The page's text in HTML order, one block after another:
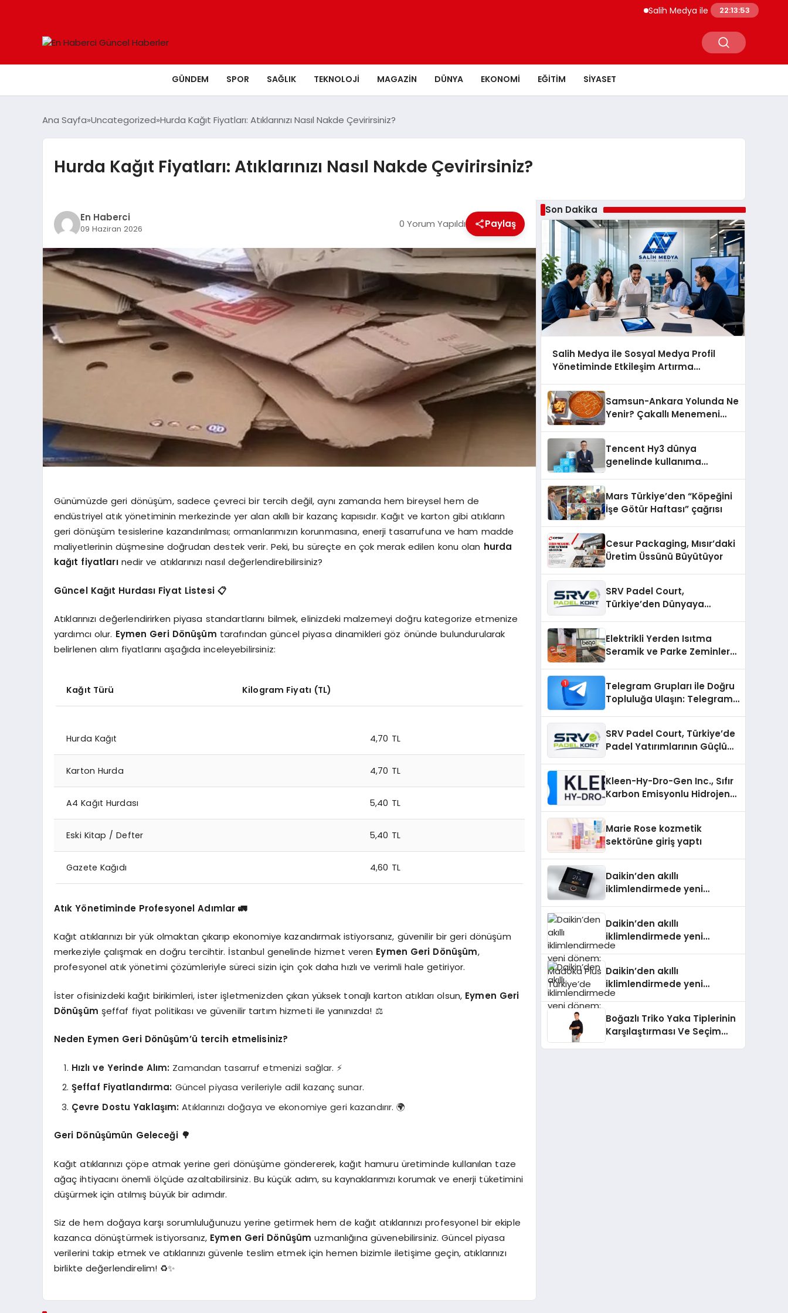
Salih Medya ile Sosyal Medya Profil
22:13:54
GÜNDEM SPOR SAĞLIK TEKNOLOJI MAGAZIN DÜNYA EKONOMI EĞITIM SIYASET
Ana Sayfa Uncategorized Hurda Kağıt Fiyatları: Atıklarınızı Nasıl Nakde Çevirirsiniz?
Hurda Kağıt Fiyatları: Atıklarınızı Nasıl Nakde Çevirirsiniz?
En Haberci
09 Haziran 2026 0 Yorum Yapıldı Paylaş
Günümüzde geri dönüşüm, sadece çevreci bir tercih değil, aynı zamanda hem bireysel hem de
endüstriyel atık yönetiminin merkezinde yer alan akıllı bir kazanç kapısıdır. Kağıt ve karton gibi atıkların
geri dönüşüm tesislerine kazandırılması; ormanlarımızın korunmasına, enerji tasarrufuna ve ham madde
maliyetlerinin düşmesine doğrudan destek verir. Peki, bu süreçte en çok merak edilen konu olan hurda
kağıt fiyatlarınedir ve atıklarınızı nasıl değerlendirebilirsiniz?
Güncel Kağıt Hurdası Fiyat Listesi 📋
Atıklarınızı değerlendirirken piyasa standartlarını bilmek, elinizdeki malzemeyi doğru kategorize etmenize
yardımcı olur. Eymen Geri Dönüşüm tarafından güncel piyasa dinamikleri göz önünde bulundurularak
belirlenen alım fiyatlarını aşağıda inceleyebilirsiniz:
Kağıt Türü Kilogram Fiyatı (TL)
Hurda Kağıt 4,70 TL
Karton Hurda 4,70 TL
A4 Kağıt Hurdası 5,40 TL
Eski Kitap / Defter 5,40 TL
Gazete Kağıdı 4,60 TL
Atık Yönetiminde Profesyonel Adımlar 🚛
Kağıt atıklarınızı bir yük olmaktan çıkarıp ekonomiye kazandırmak istiyorsanız, güvenilir bir geri dönüşüm
merkeziyle çalışmak en doğru tercihtir. İstanbul genelinde hizmet veren Eymen Geri Dönüşüm,
profesyonel atık yönetimi çözümleriyle süreci sizin için çok daha hızlı ve verimli hale getiriyor.
İster ofisinizdeki kağıt birikimleri, ister işletmenizden çıkan yüksek tonajlı karton atıkları olsun, Eymen Geri
Dönüşüm şeffaf fiyat politikası ve güvenilir tartım hizmeti ile yanınızda! ⚖️
Neden Eymen Geri Dönüşüm’ü tercih etmelisiniz?
Hızlı ve Yerinde Alım: Zamandan tasarruf etmenizi sağlar. ⚡
Şeffaf Fiyatlandırma: Güncel piyasa verileriyle adil kazanç sunar.
Çevre Dostu Yaklaşım: Atıklarınızı doğaya ve ekonomiye geri kazandırır. 🌍
Geri Dönüşümün Geleceği 🌳
Kağıt atıklarınızı çöpe atmak yerine geri dönüşüme göndererek, kağıt hamuru üretiminde kullanılan taze
ağaç ihtiyacını önemli ölçüde azaltabilirsiniz. Bu küçük adım, su kaynaklarımızı korumak ve enerji tüketimini
düşürmek için atılmış büyük bir adımdır.
Siz de hem doğaya karşı sorumluluğunuzu yerine getirmek hem de kağıt atıklarınızı profesyonel bir ekiple
kazanca dönüştürmek istiyorsanız, Eymen Geri Dönüşüm uzmanlığına güvenebilirsiniz. Güncel piyasa
verilerini takip etmek ve atıklarınızı güvenle teslim etmek için hemen bizimle iletişime geçin, atıklarınızı
birlikte değerlendirelim! ♻️✨
Son Dakika
Salih Medya ile Sosyal Medya Profil
Yönetiminde Etkileşim Artırma
Samsun-Ankara Yolunda Ne
Yenir? Çakallı Menemeni
Tencent Hy3 dünya
genelinde kullanıma
Mars Türkiye’den “Köpeğini
İşe Götür Haftası” çağrısı
Cesur Packaging, Mısır’daki
Üretim Üssünü Büyütüyor
SRV Padel Court,
Türkiye’den Dünyaya
Elektrikli Yerden Isıtma
Seramik ve Parke Zeminler
Telegram Grupları ile Doğru
Topluluğa Ulaşın: Telegram
SRV Padel Court, Türkiye’de
Padel Yatırımlarının Güçlü
Kleen-Hy-Dro-Gen Inc., Sıfır
Karbon Emisyonlu Hidrojen
Aldı
Marie Rose kozmetik
sektörüne giriş yaptı
Daikin’den akıllı
iklimlendirmede yeni
Daikin’den akıllı
iklimlendirmede yeni
dönem: Madoka Plus
Daikin’den akıllı
iklimlendirmede yeni
dönem: Madoka Plus
Boğazlı Triko Yaka Tiplerinin
Karşılaştırması Ve Seçim